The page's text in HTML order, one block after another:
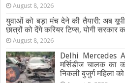
August 8, 2026
युवाओं को बड़ा मंच देने की तैयारी: अब
छात्रों को देंगे करियर टिप्स, योगी सरकार
August 8, 2026
Delhi Mercedes
मर्सिडीज चालक का
निकली बुजुर्ग महिला